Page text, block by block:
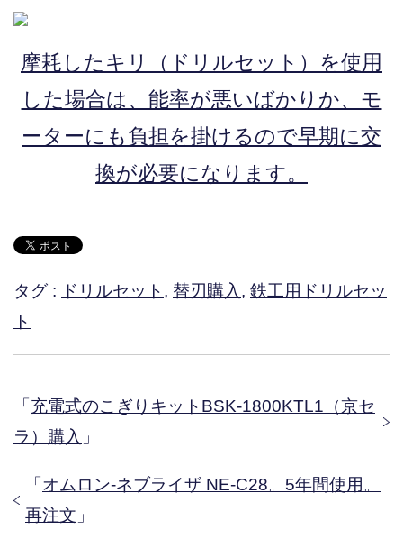
摩耗したキリ（ドリルセット）を使用
した場合は、能率が悪いばかりか、モ
ーターにも負担を掛けるので早期に交
換が必要になります。
タグ : ドリルセット , 替刃購入 , 鉄工用ドリルセッ
ト
「 充電式のこぎりキットBSK-1800KTL1（京セ
ラ）購入 」
「 オムロン-ネブライザ NE-C28。5年間使用。
再注文 」